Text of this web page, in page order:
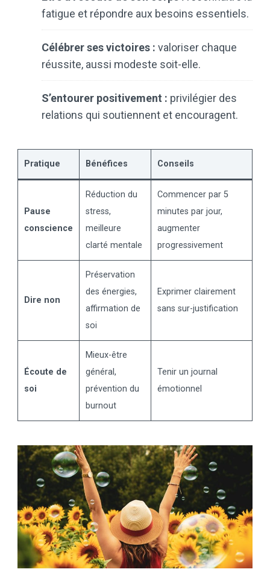
fatigue et répondre aux besoins essentiels.
Célébrer ses victoires : valoriser chaque
réussite, aussi modeste soit-elle.
S’entourer positivement : privilégier des
relations qui soutiennent et encouragent.
Pratique Bénéfices Conseils
Pause
conscience
Réduction du
stress,
meilleure
clarté mentale
Commencer par 5
minutes par jour,
augmenter
progressivement
Dire non
Préservation
des énergies,
affirmation de
soi
Exprimer clairement
sans sur-justification
Écoute de
soi
Mieux-être
général,
prévention du
burnout
Tenir un journal
émotionnel